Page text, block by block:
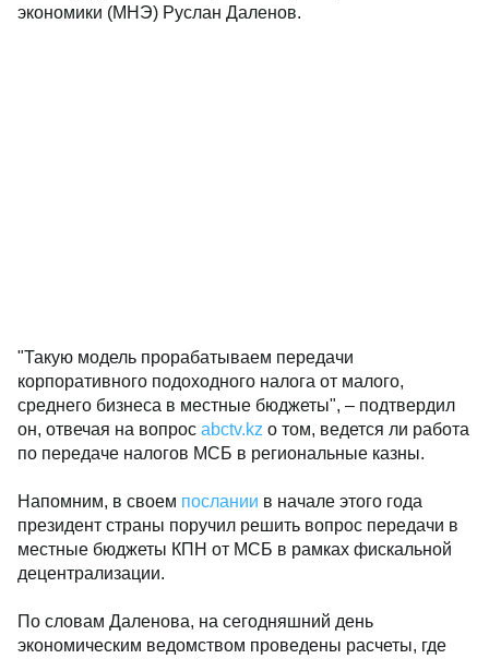
экономики (МНЭ) Руслан Даленов.
"Такую модель прорабатываем передачи
корпоративного подоходного налога от малого,
среднего бизнеса в местные бюджеты", – подтвердил
он, отвечая на вопрос abctv.kz о том, ведется ли работа
по передаче налогов МСБ в региональные казны.
Напомним, в своем послании в начале этого года
президент страны поручил решить вопрос передачи в
местные бюджеты КПН от МСБ в рамках фискальной
децентрализации.
По словам Даленова, на сегодняшний день
экономическим ведомством проведены расчеты, где